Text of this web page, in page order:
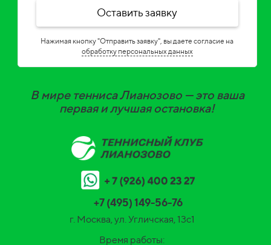
Оставить заявку
Нажимая кнопку "Отправить заявку", вы даете согласие на
обработку персональных данных
В мире тенниса Лианозово — это ваша
первая и лучшая остановка!
+7 (495) 149-56-76
г. Москва, ул. Угличская, 13c1
Время работы: